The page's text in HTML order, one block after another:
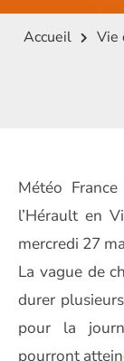
Accueil Vie
Météo
l’Hérault en
mercredi 27
La vague de
durer
pour la
pourront